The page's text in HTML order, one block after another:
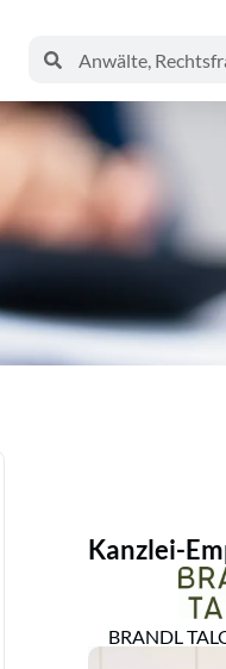
Kanzlei-
BRANDL